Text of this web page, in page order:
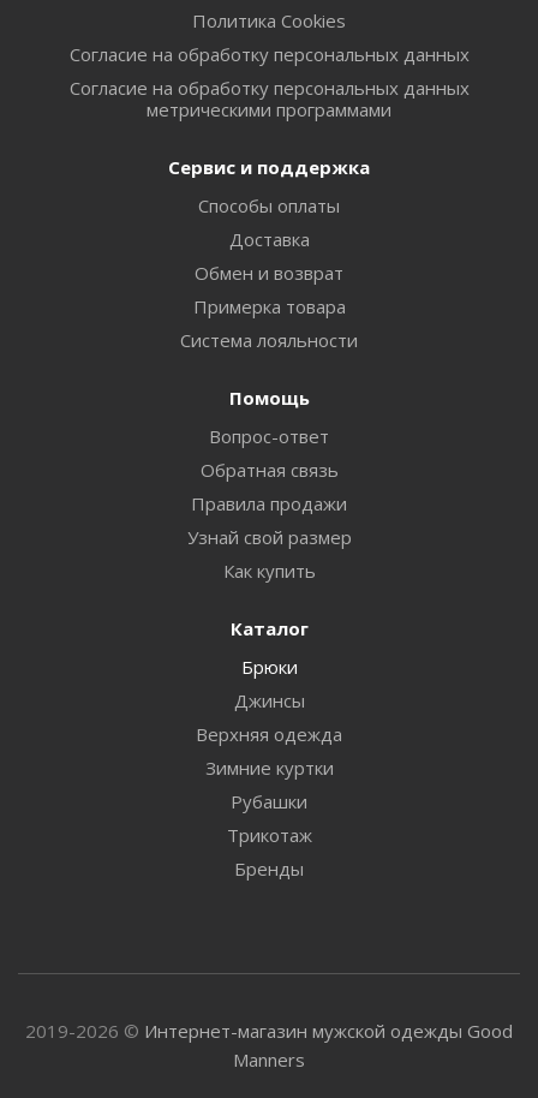
Политика Cookies
Согласие на обработку персональных данных
Согласие на обработку персональных данных
метрическими программами
Сервис и поддержка
Способы оплаты
Доставка
Обмен и возврат
Примерка товара
Система лояльности
Помощь
Вопрос-ответ
Обратная связь
Правила продажи
Узнай свой размер
Как купить
Каталог
Брюки
Джинсы
Верхняя одежда
Зимние куртки
Рубашки
Трикотаж
Бренды
2019-2026 © Интернет-магазин мужской одежды Good
Manners